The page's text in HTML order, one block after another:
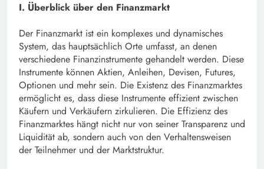
I. Überblick über den Finanzmarkt
Der Finanzmarkt ist ein komplexes und dynamisches
System, das hauptsächlich Orte umfasst, an denen
verschiedene Finanzinstrumente gehandelt werden. Diese
Instrumente können Aktien, Anleihen, Devisen, Futures,
Optionen und mehr sein. Die Existenz des Finanzmarktes
ermöglicht es, dass diese Instrumente effizient zwischen
Käufern und Verkäufern zirkulieren. Die Effizienz des
Finanzmarktes hängt nicht nur von seiner Transparenz und
Liquidität ab, sondern auch von den Verhaltensweisen
der Teilnehmer und der Marktstruktur.